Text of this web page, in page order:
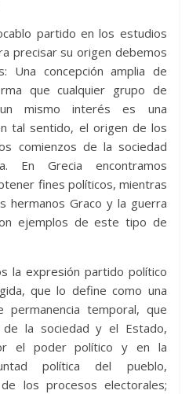
g
er
m e
partido en los estudios
precisar su origen debemos
Una concepción amplia de
que cualquier grupo de
mismo interés es una
tal sentido, el origen de los
comienzos de la sociedad
En Grecia encontramos
fines políticos, mientras
hermanos Graco y la guerra
ejemplos de este tipo de
la expresión partido político
que lo define como una
permanencia temporal, que
la sociedad y el Estado,
el poder político y en la
política del pueblo,
los procesos electorales;